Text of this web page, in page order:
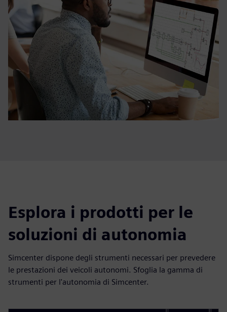
Esplora i prodotti per le
soluzioni di autonomia
Simcenter dispone degli strumenti necessari per prevedere
le prestazioni dei veicoli autonomi. Sfoglia la gamma di
strumenti per l'autonomia di Simcenter.